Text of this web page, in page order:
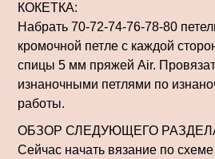
КОКЕТКА:
Набрать 70-72-74-76-78-80
кромочной петле с каждой
спицы 5 мм пряжей Air.
изнаночными петлями по
работы.
ОБЗОР СЛЕДУЮЩЕГО
Сейчас начать вязание по